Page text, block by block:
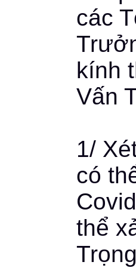
các
kính
Vấn
1/
có
thể